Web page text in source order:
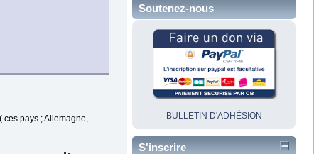
pays ; Allemagne,
Soutenez-nous
BULLETIN D'ADHÉSION
S'inscrire